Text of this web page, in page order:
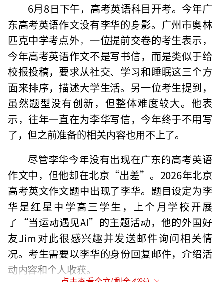
6月8日下午，高考英语科目开考。今年广
东高考英语作文没有李华的身影。广州市奥林
匹克中学考点外，一位提前交卷的考生表示，
今年高考英语作文不是写书信，而是类似于给
校报投稿，要求从社交、学习和睡眠这三个方
面来排序，描述大学生活。另一位考生提到，
虽然题型没有创新，但整体难度较大。他表
示，往年一直在为李华写信，今年终于不用写
了，但之前准备的相关内容也用不上了。
尽管李华今年没有出现在广东的高考英语
作文中，但他却在北京“出差”。2026年北京
高考英文作文题中出现了李华。题目设定为李
华是红星中学高三学生，上个月学校开展
了“当运动遇见AI”的主题活动，他的外国好
友Jim对此很感兴趣并发送邮件询问相关情
况。考生需要以李华的身份回复邮件，介绍活
动内容和个人收获。